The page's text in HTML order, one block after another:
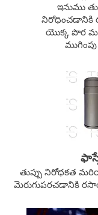
ఇనుము
యొక్క పొర
ముగింపు
తుప్పు నిరోధకత
మెరుగుపరచడానికి